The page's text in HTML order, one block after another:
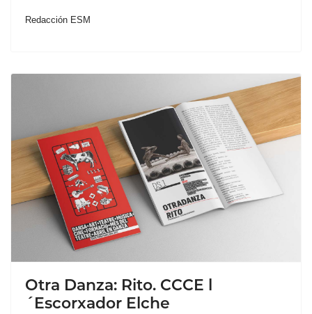
Redacción ESM
Otra Danza: Rito. CCCE l
´Escorxador Elche